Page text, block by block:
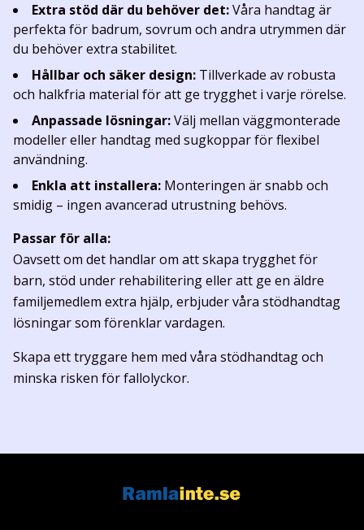
Extra stöd där du behöver det:Våra handtag är
perfekta för badrum, sovrum och andra utrymmen där
du behöver extra stabilitet.
Hållbar och säker design: Tillverkade av robusta
och halkfria material för att ge trygghet i varje rörelse.
Anpassade lösningar:Välj mellan väggmonterade
modeller eller handtag med sugkoppar för flexibel
användning.
Enkla att installera: Monteringen är snabb och
smidig – ingen avancerad utrustning behövs.
Passar för alla:
Oavsett om det handlar om att skapa trygghet för
barn, stöd under rehabilitering eller att ge en äldre
familjemedlem extra hjälp, erbjuder våra stödhandtag
lösningar som förenklar vardagen.
Skapa ett tryggare hem med våra stödhandtag och
minska risken för fallolyckor.